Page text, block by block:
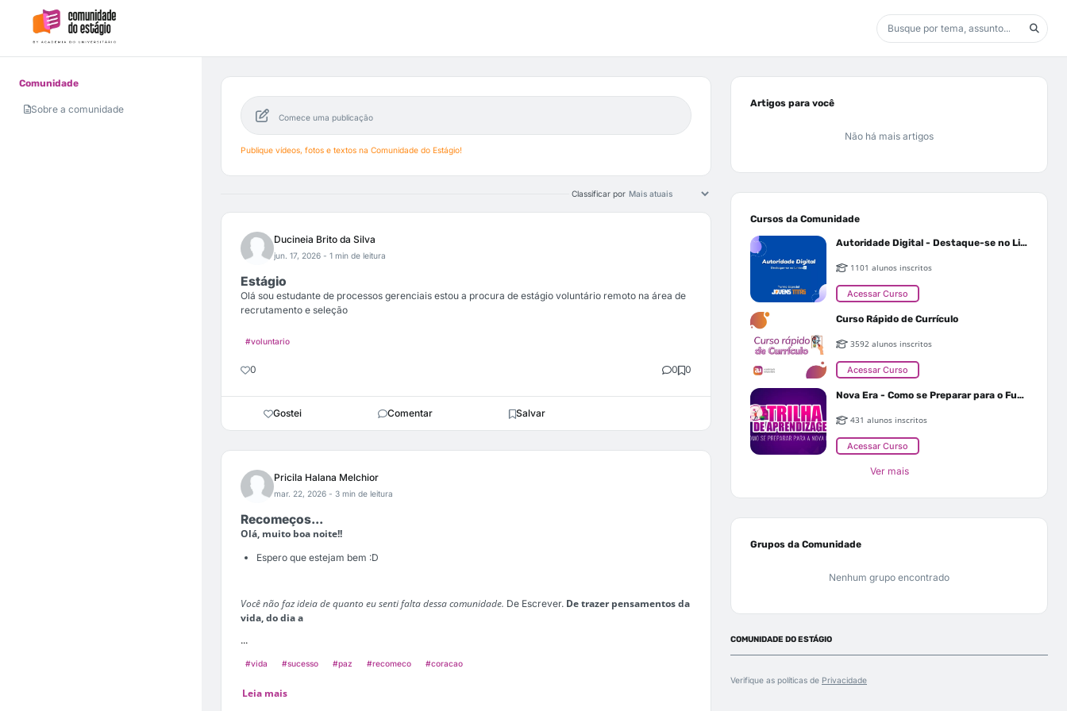
Comunidade
Sobre a comunidade
Comece uma publicação
Publique vídeos, fotos e textos na Comunidade do Estágio!
Classificar por
Ducineia Brito da Silva
jun. 17, 2026 - 1 min de leitura
Estágio
Olá sou estudante de processos gerenciais estou a procura de estágio voluntário remoto na área de
recrutamento e seleção
#voluntario
0 0 0
Gostei Comentar Salvar
Pricila Halana Melchior
mar. 22, 2026 - 3 min de leitura
Recomeços...
Olá, muito boa noite!!
Espero que estejam bem :D
Você não faz ideia de quanto eu senti falta dessa comunidade. De Escrever. De trazer pensamentos da
vida, do dia a
...
#vida #sucesso #paz #recomeco #coracao
Leia mais
Artigos para você
Não há mais artigos
Cursos da Comunidade
Autoridade Digital - Destaque-se no Linkedin
1101 alunos inscritos
Acessar Curso
Curso Rápido de Currículo
3592 alunos inscritos
Acessar Curso
Nova Era - Como se Preparar para o Futuro
431 alunos inscritos
Acessar Curso
Ver mais
Grupos da Comunidade
Nenhum grupo encontrado
COMUNIDADE DO ESTÁGIO
Verifique as políticas de Privacidade